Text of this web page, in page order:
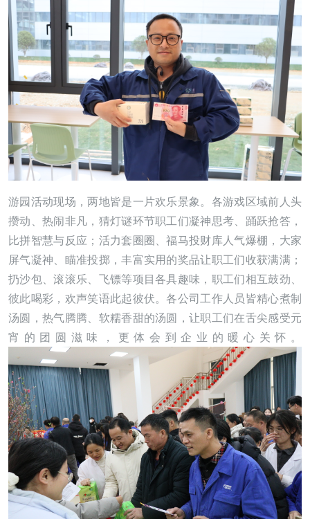
游园活动现场，两地皆是一片欢乐景象。各游戏区域前人头
攒动、热闹非凡，猜灯谜环节职工们凝神思考、踊跃抢答，
比拼智慧与反应；活力套圈圈、福马投财库人气爆棚，大家
屏气凝神、瞄准投掷，丰富实用的奖品让职工们收获满满；
扔沙包、滚滚乐、飞镖等项目各具趣味，职工们相互鼓劲、
彼此喝彩，欢声笑语此起彼伏。各公司工作人员皆精心煮制
汤圆，热气腾腾、软糯香甜的汤圆，让职工们在舌尖感受元
宵的团圆滋味，更体会到企业的暖心关怀。